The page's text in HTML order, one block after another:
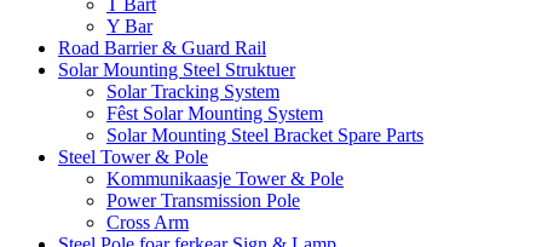
Y Bar
Road Barrier & Guard Rail
Solar Mounting Steel Struktuer
Solar Tracking System
Fêst Solar Mounting System
Solar Mounting Steel Bracket Spare Parts
Steel Tower & Pole
Kommunikaasje Tower & Pole
Power Transmission Pole
Cross Arm